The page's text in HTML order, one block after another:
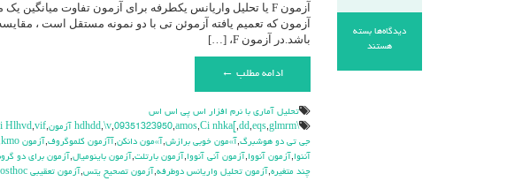
دیدگاه‌ها
برای
بسته
هستند
آزمون که تعمیم یافته آزموئن تی با دو نمونه مستقل است ،
باشد.در آزمون F، […]
ادامه مطلب ←
تحليل آماري با نرم افزار اس پي اس اس
\hdhdd
,\v,09351323950,amos,Ci nhka[ ,dd,eqs,glmrm آزمون ,
Hlhvd,vif
جي تي دو هوشبرگ,آ»مون خوبي برازش,آ»مون دانكن,آآزمون كلموگروف,آزمون kmo
آننوا,آزمون آنووا,آزمون آني آنووا,آزمون بارتلت,آزمون باينوميال,آزمون براي دو
چند متغيره,آزمون تحليل واريانس دوطرفه,آزمون تصحيح يتس,آزمون تعقيبي posthoc